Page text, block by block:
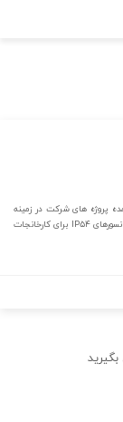
پروژه های شرکت در زمینه
آسانسورهای ضد انفجار برای صنایع پتروشیمی و پالایشگاهی و همچنین آسانسورهای IP۵۴ برای کارخانجات